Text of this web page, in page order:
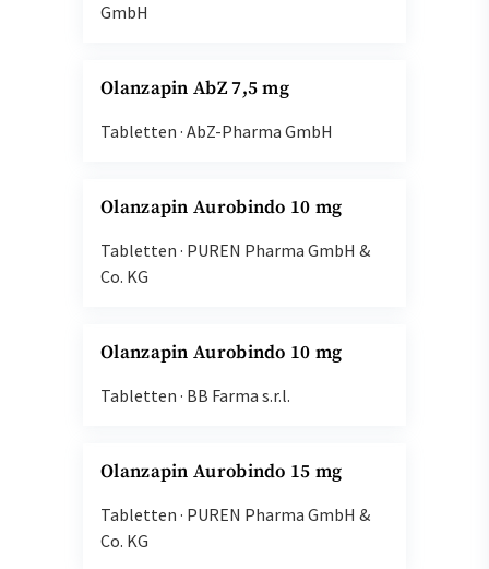
GmbH
Olanzapin AbZ 7,5 mg
Tabletten · AbZ-Pharma GmbH
Olanzapin Aurobindo 10 mg
Tabletten · PUREN Pharma GmbH &
Co. KG
Olanzapin Aurobindo 10 mg
Tabletten · BB Farma s.r.l.
Olanzapin Aurobindo 15 mg
Tabletten · PUREN Pharma GmbH &
Co. KG